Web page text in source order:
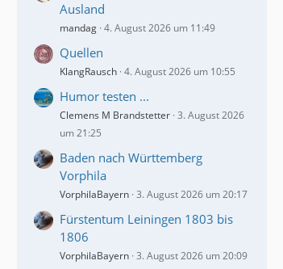
Ausland
mandag 4. August 2026 um 11:49
Quellen
KlangRausch 4. August 2026 um 10:55
Humor testen ...
Clemens M Brandstetter 3. August 2026
um 21:25
Baden nach Württemberg
Vorphila
VorphilaBayern 3. August 2026 um 20:17
Fürstentum Leiningen 1803 bis
1806
VorphilaBayern 3. August 2026 um 20:09